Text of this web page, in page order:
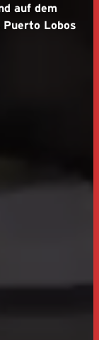
auf dem
Lobos